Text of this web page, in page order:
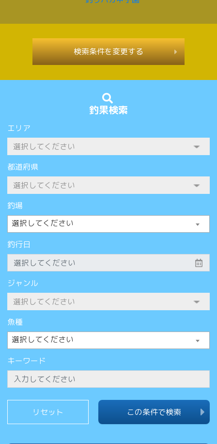
釣果検索
エリア
都道府県
釣場
選択してください
釣行日
ジャンル
魚種
選択してください
キーワード
この条件で検索
検索条件を変更する